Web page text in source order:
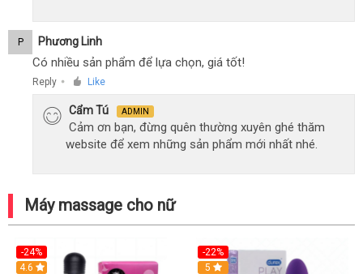
P Phương Linh
Có nhiều sản phẩm để lựa chọn, giá tốt!
Reply ● Like
Cẩm Tú ADMIN
Cảm ơn bạn, đừng quên thường xuyên ghé thăm
website để xem những sản phẩm mới nhất nhé.
Máy massage cho nữ
-24%
4.6
-22%
Hot
5